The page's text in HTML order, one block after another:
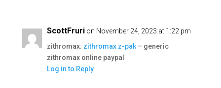
ScottFruri on November 24, 2023 at 1:22 pm
zithromax: zithromax z-pak– generic
zithromax online paypal
Log in to Reply